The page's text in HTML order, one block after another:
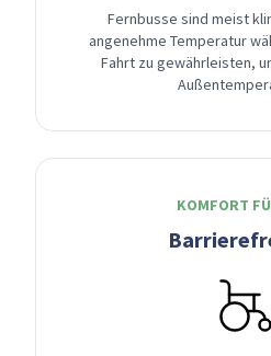
Fernbusse sind meist
angenehme Temperatur
Fahrt zu gewährleisten,
KOMFORT